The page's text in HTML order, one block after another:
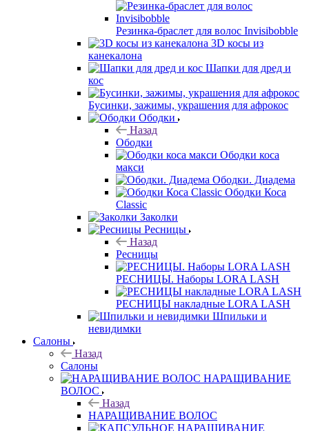
Резинка-браслет для волос Invisibobble
3D косы из
канекалона
Шапки для дред и
кос
Бусинки, зажимы, украшения для афрокос
Ободки
Назад
Ободки
Ободки коса
макси
Ободки. Диадема
Ободки Коса
Classic
Заколки
Ресницы
Назад
Ресницы
РЕСНИЦЫ. Наборы LORA LASH
РЕСНИЦЫ накладные LORA LASH
Шпильки и
невидимки
Салоны
Назад
Салоны
НАРАЩИВАНИЕ
ВОЛОС
Назад
НАРАЩИВАНИЕ ВОЛОС